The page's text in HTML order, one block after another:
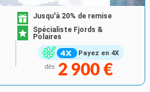
Payez en 4X
Jusqu'à 20% de remise
Spécialiste Fjords &
Polaires
dès 2 900 €